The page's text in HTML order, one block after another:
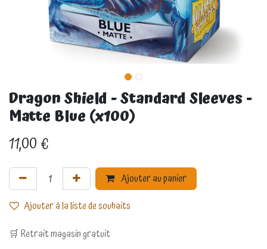
Dragon Shield - Standard Sleeves -
Matte Blue (x100)
11,00€
Ajouter au panier
Ajouter à la liste de souhaits
🛒 Retrait magasin gratuit